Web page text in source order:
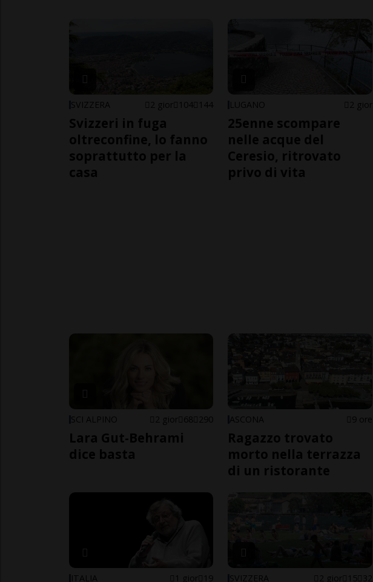
SVIZZERA 2 gior 104 144
Svizzeri in fuga
oltreconfine, lo fanno
soprattutto per la
casa
LUGANO 2 gior
25enne scompare
nelle acque del
Ceresio, ritrovato
privo di vita
SCI ALPINO 2 gior 68 290
Lara Gut-Behrami
dice basta
ASCONA 9 ore
Ragazzo trovato
morto nella terrazza
di un ristorante
ITALIA 1 gior 19 SVIZZERA 2 gior 15 32